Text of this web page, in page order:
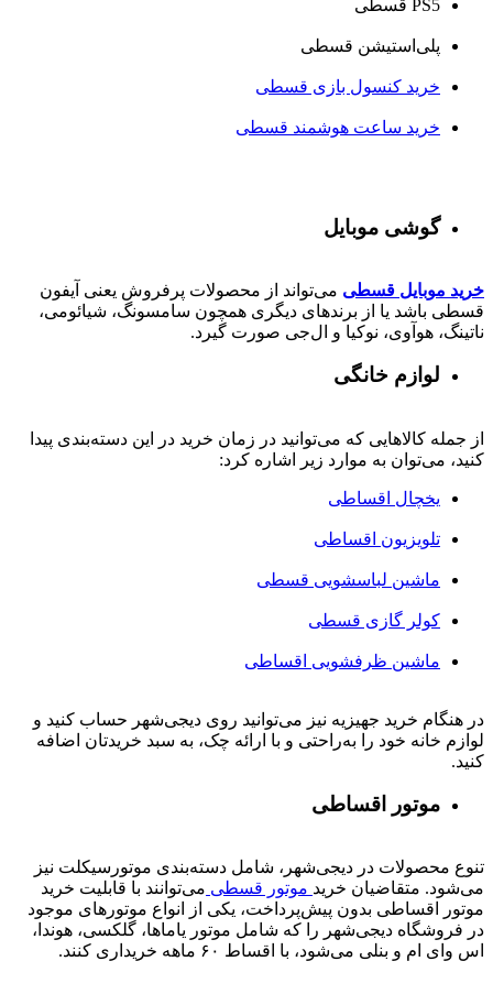
PS5 قسطی
پلی‌استیشن قسطی
خرید کنسول بازی قسطی
خرید ساعت هوشمند قسطی
گوشی موبایل
خرید موبایل قسطی می‌تواند از محصولات پرفروش یعنی آیفون
قسطی باشد یا از برندهای دیگری همچون سامسونگ، شیائومی،
ناتینگ، هوآوی، نوکیا و ال‌جی صورت گیرد.
لوازم خانگی
از جمله کالاهایی که می‌توانید در زمان خرید در این دسته‌بندی پیدا
کنید، می‌توان به موارد زیر اشاره کرد:
یخچال اقساطی
تلویزیون اقساطی
ماشین لباسشویی قسطی
کولر گازی قسطی
ماشین ظرفشویی اقساطی
در هنگام خرید جهیزیه نیز می‌توانید روی دیجی‌شهر حساب کنید و
لوازم خانه خود را به‌راحتی و با ارائه چک، به سبد خریدتان اضافه
کنید.
موتور اقساطی
تنوع محصولات در دیجی‌شهر، شامل دسته‌بندی موتورسیکلت نیز
می‌شود. متقاضیان خرید موتور قسطی می‌توانند با قابلیت خرید
موتور اقساطی بدون پیش‌پرداخت، یکی از انواع موتورهای موجود
در فروشگاه دیجی‌شهر را که شامل موتور یاماها، گلکسی، هوندا،
اس وای ام و بنلی می‌شود، با اقساط ۶۰ ماهه خریداری کنند.